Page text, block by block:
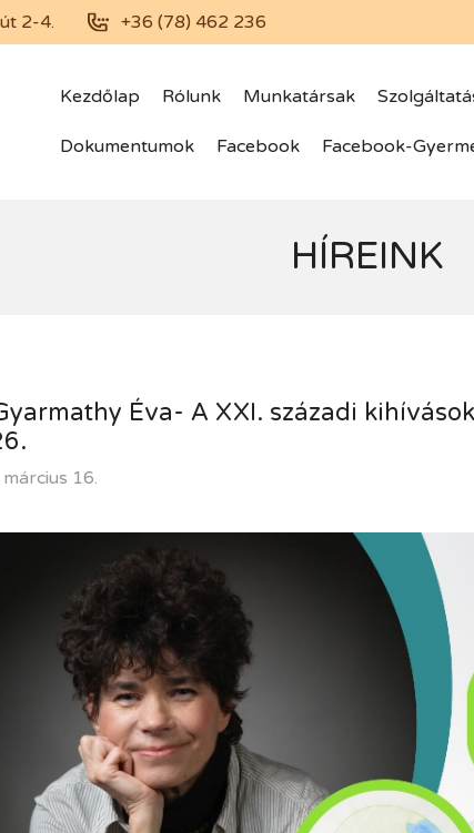
2-4. +36 (78) 462 236
Kezdőlap Rólunk Munkatársak
Dokumentumok Facebook Facebook-
HÍREINK
Éva- A XXI. századi
16.